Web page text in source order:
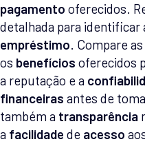
pagamento oferecidos.
detalhada para identificar
empréstimo. Compare
os benefícios oferecidos
a reputação e a
financeiras antes de
também a transparência
a facilidade de acesso